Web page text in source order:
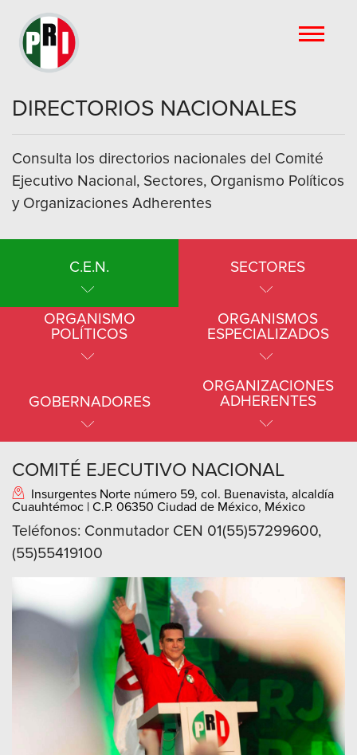
DIRECTORIOS NACIONALES
Consulta los directorios nacionales del Comité
Ejecutivo Nacional, Sectores, Organismo Políticos
y Organizaciones Adherentes
C.E.N. SECTORES
ORGANISMO
POLÍTICOS
ORGANISMOS
ESPECIALIZADOS
GOBERNADORES
ORGANIZACIONES
ADHERENTES
COMITÉ EJECUTIVO NACIONAL
Insurgentes Norte número 59, col. Buenavista, alcaldía
Cuauhtémoc | C.P. 06350 Ciudad de México, México
Teléfonos: Conmutador CEN 01(55)57299600,
(55)55419100